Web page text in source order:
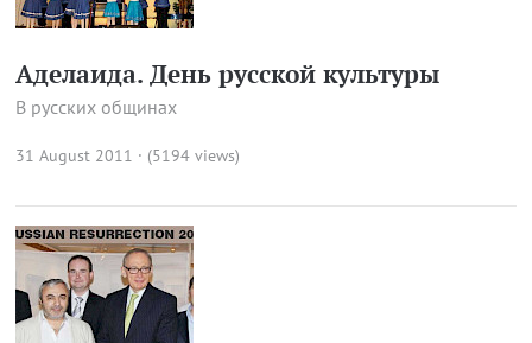
Аделаида. День русской культуры
В русских общинах
31 August 2011 · (5194 views)